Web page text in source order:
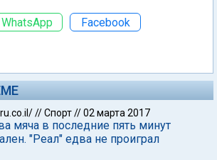
WhatsApp Facebook
//Спорт//02 марта 2017
мяча в последние пять минут
"Реал" едва не проиграл